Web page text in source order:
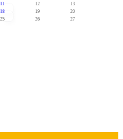
11 12
13
18 19
20
25 26
27